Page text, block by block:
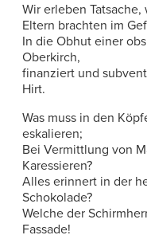
Wir erleben
Eltern brachten im
In die Obhut einer
Oberkirch,
finanziert und
Hirt.
Was muss in den
eskalieren;
Bei Vermittlung von
Karessieren?
Alles erinnert in der
Schokolade?
Welche der
Fassade!